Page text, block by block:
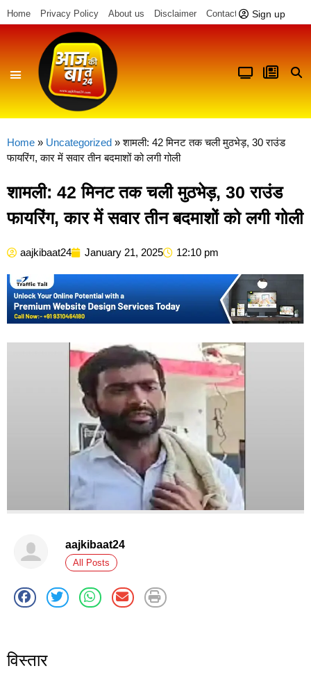
Home Privacy Policy About us Disclaimer Contact us Sign up
Home » Uncategorized »शामली: 42 मिनट तक चली मुठभेड़, 30 राउंड
फायरिंग, कार में सवार तीन बदमाशों को लगी गोली
शामली: 42 मिनट तक चली मुठभेड़, 30 राउंड
फायरिंग, कार में सवार तीन बदमाशों को लगी गोली
aajkibaat24 January 21, 2025 12:10 pm
aajkibaat24
All Posts
विस्तार